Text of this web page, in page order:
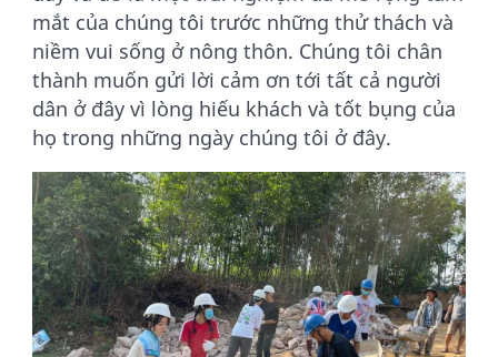
mắt của chúng tôi trước những thử thách và
niềm vui sống ở nông thôn. Chúng tôi chân
thành muốn gửi lời cảm ơn tới tất cả người
dân ở đây vì lòng hiếu khách và tốt bụng của
họ trong những ngày chúng tôi ở đây.